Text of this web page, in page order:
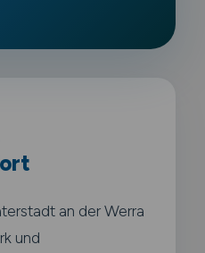
an der Werra
und